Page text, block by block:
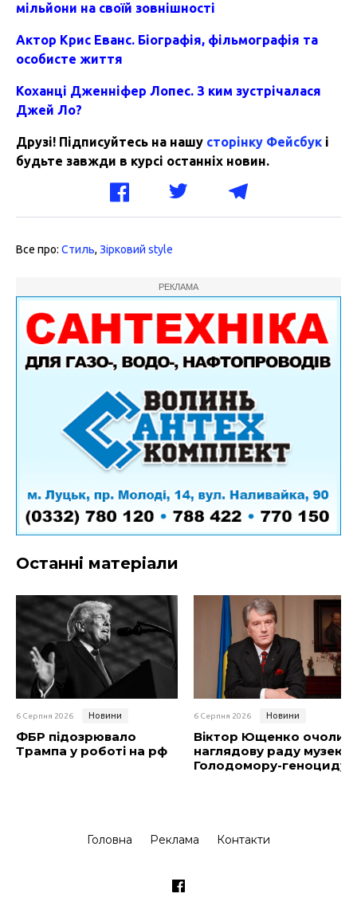
мільйони на своїй зовнішності
Актор Крис Еванс. Біографія, фільмографія та
особисте життя
Коханці Дженніфер Лопес. З ким зустрічалася
Джей Ло?
Друзі! Підписуйтесь на нашу сторінку Фейсбук і
будьте завжди в курсі останніх новин.
Все про: Стиль, Зірковий style
РЕКЛАМА
Останні матеріали
6 Серпня 2026 Новини
ФБР підозрювало
Трампа у роботі на рф
6 Серпня 2026 Новини
Віктор Ющенко очолив
наглядову раду музею
Голодомору-геноциду
Головна Реклама Контакти